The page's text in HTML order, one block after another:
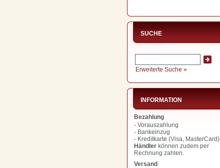
SUCHE
Erweiterte Suche »
INFORMATION
Bezahlung
- Vorauszahlung
- Bankeinzug
- Kreditkarte (Visa, MasterCard)
Händler können zudem per
Rechnung zahlen.
Versand